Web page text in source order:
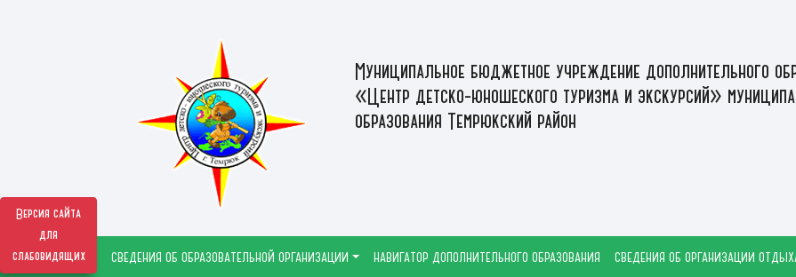
Версия сайта
для
слабовидящих
Муниципальное бюджетное учреждение дополнительного
«Центр детско-юношеского туризма и экскурсий»
образования Темрюкский район
СВЕДЕНИЯ ОБ ОБРАЗОВАТЕЛЬНОЙ ОРГАНИЗАЦИИ НАВИГАТОР ДОПОЛНИТЕЛЬНОГО ОБРАЗОВАНИЯ
СВЕДЕНИЯ ОБ ОРГАНИЗАЦИИ